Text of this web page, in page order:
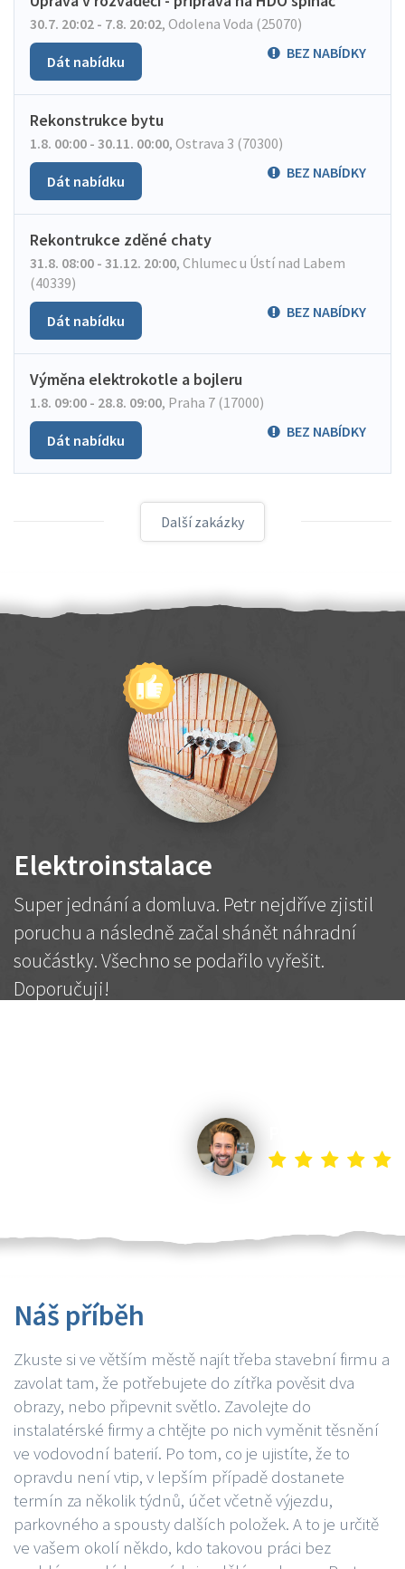
30.7. 20:02 - 7.8. 20:02, Odolena Voda (25070)
BEZ NABÍDKY
Dát nabídku
Rekonstrukce bytu
1.8. 00:00 - 30.11. 00:00, Ostrava 3 (70300)
BEZ NABÍDKY
Dát nabídku
Rekontrukce zděné chaty
31.8. 08:00 - 31.12. 20:00, Chlumec u Ústí nad Labem
(40339)
BEZ NABÍDKY
Dát nabídku
Výměna elektrokotle a bojleru
1.8. 09:00 - 28.8. 09:00, Praha 7 (17000)
BEZ NABÍDKY
Dát nabídku
Další zakázky
Elektroinstalace
Super jednání a domluva. Petr nejdříve zjistil
poruchu a následně začal shánět náhradní
součástky. Všechno se podařilo vyřešit.
Doporučuji!
Náš příběh
Zkuste si ve větším městě najít třeba stavební firmu a
zavolat tam, že potřebujete do zítřka pověsit dva
obrazy, nebo připevnit světlo. Zavolejte do
instalatérské firmy a chtějte po nich vyměnit těsnění
ve vodovodní baterií. Po tom, co je ujistíte, že to
opravdu není vtip, v lepším případě dostanete
termín za několik týdnů, účet včetně výjezdu,
parkovného a spousty dalších položek. A to je určitě
ve vašem okolí někdo, kdo takovou práci bez